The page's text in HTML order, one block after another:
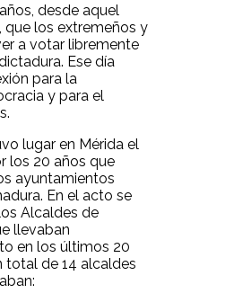
desde aquel
que los extremeños y
a votar libremente
Ese día
para la
y para el
lugar en Mérida el
los 20 años que
ayuntamientos
En el acto se
Alcaldes de
llevaban
en los últimos 20
total de 14 alcaldes